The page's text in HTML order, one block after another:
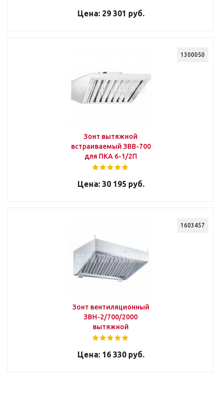
29 301 руб.
1300050
Зонт вытяжной
встраиваемый ЗВВ-700
для ПКА 6-1/2П
30 195 руб.
1603457
Зонт вентиляционный
ЗВН-2/700/2000
вытяжной
16 330 руб.